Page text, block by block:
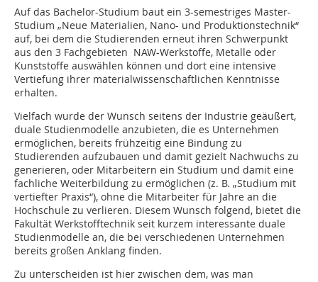
Auf das Bachelor-Studium baut ein 3-semestriges Master-
Studium „Neue Materialien, Nano- und Produktionstechnik“
auf, bei dem die Studierenden erneut ihren Schwerpunkt
aus den 3 Fachgebieten NAW-Werkstoffe, Metalle oder
Kunststoffe auswählen können und dort eine intensive
Vertiefung ihrer materialwissenschaftlichen Kenntnisse
erhalten.
Vielfach wurde der Wunsch seitens der Industrie geäußert,
duale Studienmodelle anzubieten, die es Unternehmen
ermöglichen, bereits frühzeitig eine Bindung zu
Studierenden aufzubauen und damit gezielt Nachwuchs zu
generieren, oder Mitarbeitern ein Studium und damit eine
fachliche Weiterbildung zu ermöglichen (z. B. „Studium mit
vertiefter Praxis“), ohne die Mitarbeiter für Jahre an die
Hochschule zu verlieren. Diesem Wunsch folgend, bietet die
Fakultät Werkstofftechnik seit kurzem interessante duale
Studienmodelle an, die bei verschiedenen Unternehmen
bereits großen Anklang finden.
Zu unterscheiden ist hier zwischen dem, was man